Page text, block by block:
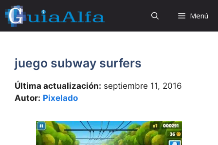
Saltar
al
contenido
Menú
juego subway surfers
Última actualización: septiembre 11, 2016
Autor: Pixelado